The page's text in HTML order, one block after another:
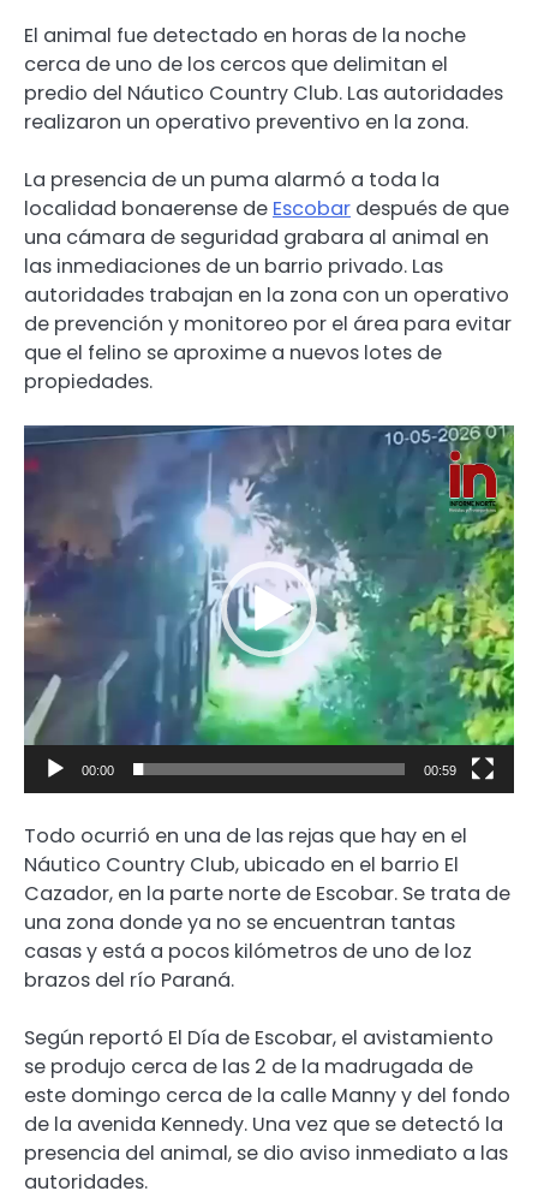
El animal fue detectado en horas de la noche
cerca de uno de los cercos que delimitan el
predio del Náutico Country Club. Las autoridades
realizaron un operativo preventivo en la zona.
La presencia de un puma alarmó a toda la
localidad bonaerense de Escobar después de que
una cámara de seguridad grabara al animal en
las inmediaciones de un barrio privado. Las
autoridades trabajan en la zona con un operativo
de prevención y monitoreo por el área para evitar
que el felino se aproxime a nuevos lotes de
propiedades.
Reproductor
de
video
00:00 00:59
Todo ocurrió en una de las rejas que hay en el
Náutico Country Club, ubicado en el barrio El
Cazador, en la parte norte de Escobar. Se trata de
una zona donde ya no se encuentran tantas
casas y está a pocos kilómetros de uno de loz
brazos del río Paraná.
Según reportó El Día de Escobar, el avistamiento
se produjo cerca de las 2 de la madrugada de
este domingo cerca de la calle Manny y del fondo
de la avenida Kennedy. Una vez que se detectó la
presencia del animal, se dio aviso inmediato a las
autoridades.